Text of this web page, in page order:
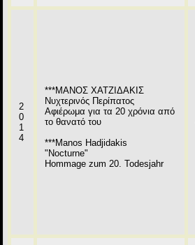
2
0
1
4
***ΜΑΝΟΣ ΧΑΤΖΙΔΑΚΙΣ
Νυχτερινός Περίπατος
Αφιέρωμα για τα 20 χρόνια από
το θανατό του
***Manos Hadjidakis
"Nocturne"
Hommage zum 20. Todesjahr